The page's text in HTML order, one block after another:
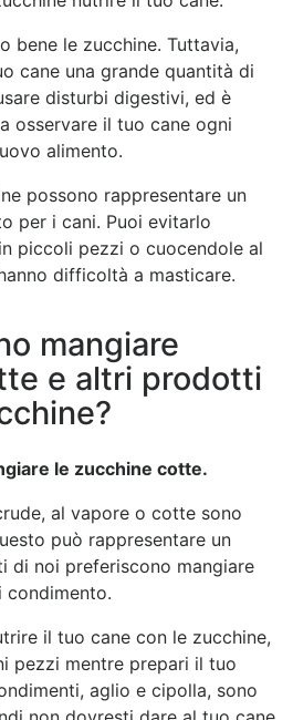
bene le zucchine. Tuttavia,
cane una grande quantità di
disturbi digestivi, ed è
osservare il tuo cane ogni
alimento.
possono rappresentare un
per i cani. Puoi evitarlo
piccoli pezzi o cuocendole al
difficoltà a masticare.
mangiare
e altri prodotti
le zucchine cotte.
al vapore o cotte sono
può rappresentare un
di noi preferiscono mangiare
condimento.
il tuo cane con le zucchine,
pezzi mentre prepari il tuo
aglio e cipolla, sono